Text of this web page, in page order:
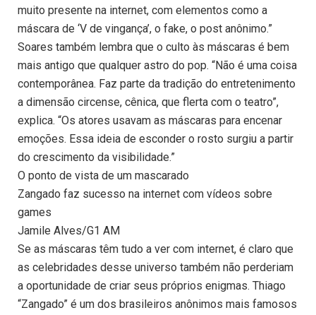
muito presente na internet, com elementos como a
máscara de ‘V de vingança’, o fake, o post anônimo.”
Soares também lembra que o culto às máscaras é bem
mais antigo que qualquer astro do pop. “Não é uma coisa
contemporânea. Faz parte da tradição do entretenimento
a dimensão circense, cênica, que flerta com o teatro”,
explica. “Os atores usavam as máscaras para encenar
emoções. Essa ideia de esconder o rosto surgiu a partir
do crescimento da visibilidade.”
O ponto de vista de um mascarado
Zangado faz sucesso na internet com vídeos sobre
games
Jamile Alves/G1 AM
Se as máscaras têm tudo a ver com internet, é claro que
as celebridades desse universo também não perderiam
a oportunidade de criar seus próprios enigmas. Thiago
“Zangado” é um dos brasileiros anônimos mais famosos